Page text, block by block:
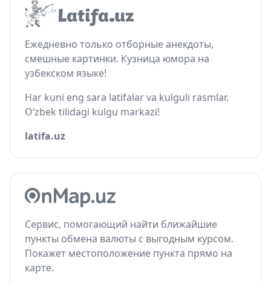
Ежедневно только отборные анекдоты,
смешные картинки. Кузница юмора на
узбекском языке!
Har kuni eng sara latifalar va kulguli rasmlar.
O‘zbek tilidagi kulgu markazi!
latifa.uz
Сервис, помогающий найти ближайшие
пункты обмена валюты с выгодным курсом.
Покажет местоположение пункта прямо на
карте.